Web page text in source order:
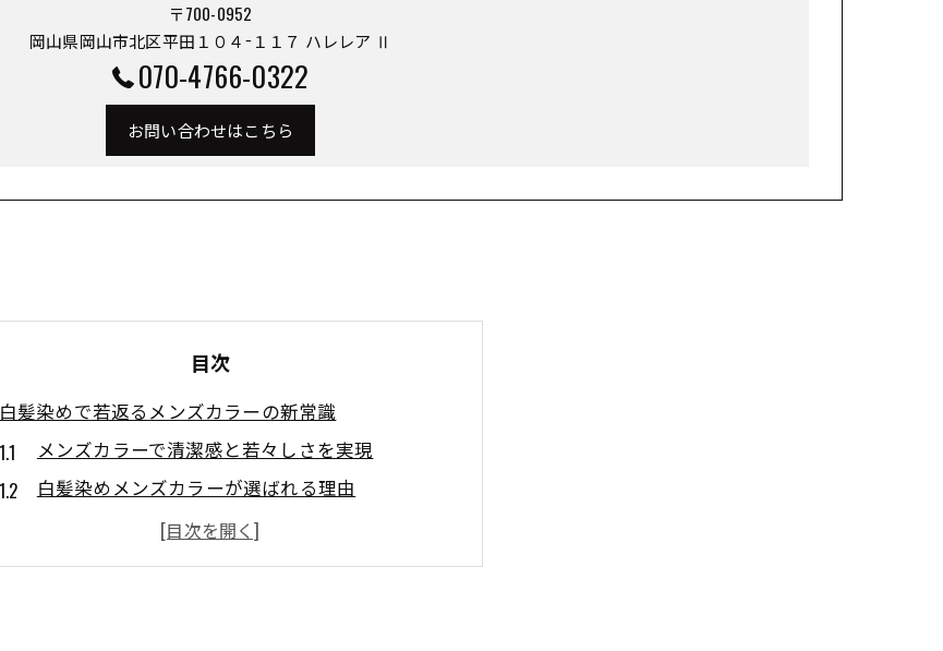
〒700-0952
岡山県岡山市北区平田１０４−１１７ ハレレア Ⅱ
070-4766-0322
お問い合わせはこちら
目次
白髪染めで若返るメンズカラーの新常識
メンズカラーで清潔感と若々しさを実現
白髪染めメンズカラーが選ばれる理由
頭皮や髪に優しい成分のメンズカラー事情
岡山で人気のメンズカラー白髪染め体験談